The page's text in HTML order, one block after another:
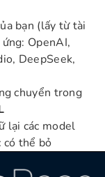
bạn (lấy từ tài
OpenAI,
DeepSeek,
chuyển trong
lại các model
có thể bỏ